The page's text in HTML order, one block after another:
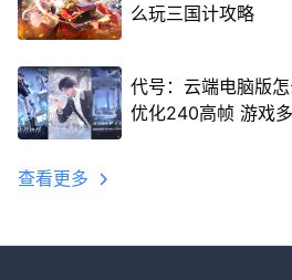
么玩三国计攻略
代号：云端电脑版
优化240高帧 游戏
查看更多